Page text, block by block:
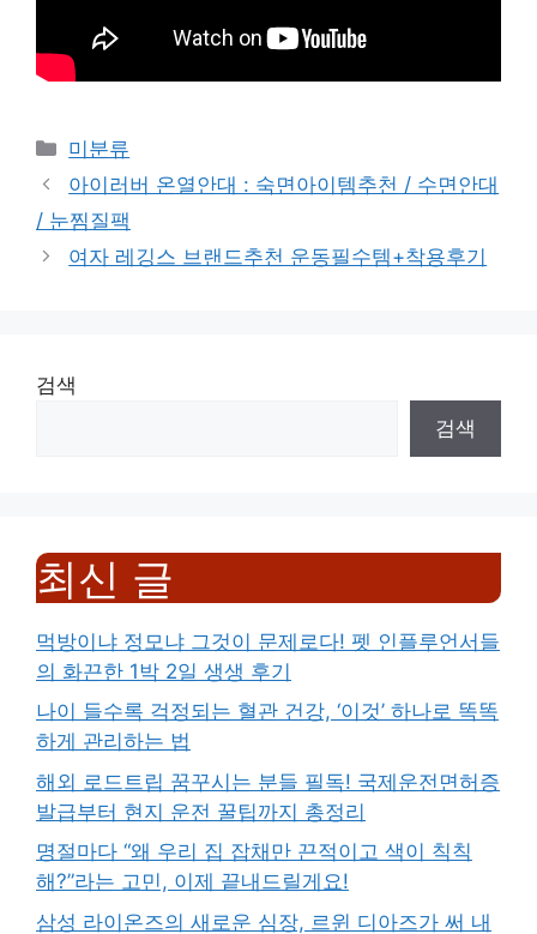
Categories
미분류
아이러버 온열안대 : 숙면아이템추천 / 수면안대
/ 눈찜질팩
여자 레깅스 브랜드추천 운동필수템+착용후기
검색
검색
최신 글
먹방이냐 정모냐 그것이 문제로다! 펫 인플루언서들
의 화끈한 1박 2일 생생 후기
나이 들수록 걱정되는 혈관 건강, ‘이것’ 하나로 똑똑
하게 관리하는 법
해외 로드트립 꿈꾸시는 분들 필독! 국제운전면허증
발급부터 현지 운전 꿀팁까지 총정리
명절마다 “왜 우리 집 잡채만 끈적이고 색이 칙칙
해?”라는 고민, 이제 끝내드릴게요!
삼성 라이온즈의 새로운 심장, 르윈 디아즈가 써 내